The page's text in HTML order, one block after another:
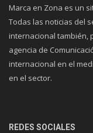
Marca en Zona es un
Todas las noticias del
internacional también,
agencia de
internacional en el
en el sector.
REDES SOCIALES